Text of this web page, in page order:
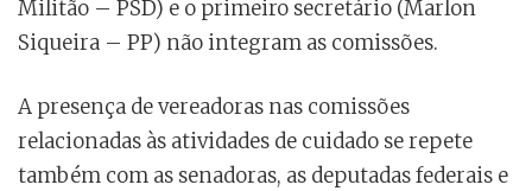
Militão – PSD) e o primeiro secretário (Marlon
Siqueira – PP) não integram as comissões.
A presença de vereadoras nas comissões
relacionadas às atividades de cuidado se repete
também com as senadoras, as deputadas federais e